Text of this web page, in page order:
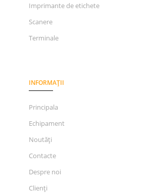
Imprimante de etichete
Scanere
Terminale
INFORMAȚII
Principala
Echipament
Noutăți
Contacte
Despre noi
Clienți